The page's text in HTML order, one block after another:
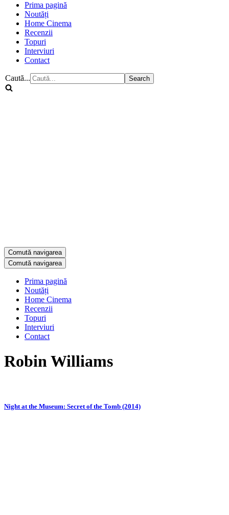
Prima pagină
Noutăți
Home Cinema
Recenzii
Topuri
Interviuri
Contact
Caută...
Comută navigarea
Comută navigarea
Prima pagină
Noutăți
Home Cinema
Recenzii
Topuri
Interviuri
Contact
Robin Williams
Night at the Museum: Secret of the Tomb (2014)